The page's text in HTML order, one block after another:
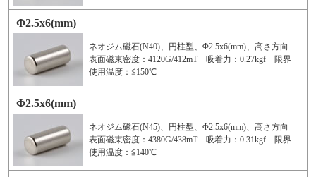
Φ2.5x6(mm)
ネオジム磁石(N40)、円柱型、Φ2.5x6(mm)、高さ方向
表面磁束密度：4120G/412mT 吸着力：0.27kgf 限界
使用温度：≦150℃
Φ2.5x6(mm)
ネオジム磁石(N45)、円柱型、Φ2.5x6(mm)、高さ方向
表面磁束密度：4380G/438mT 吸着力：0.31kgf 限界
使用温度：≦140℃